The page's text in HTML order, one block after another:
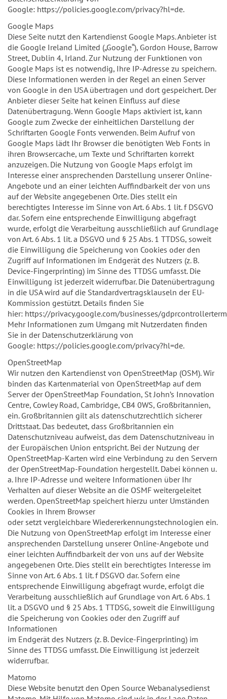
Google: https://policies.google.com/privacy?hl=de.
Google Maps
Diese Seite nutzt den Kartendienst Google Maps. Anbieter ist
die Google Ireland Limited („Google“), Gordon House, Barrow
Street, Dublin 4, Irland. Zur Nutzung der Funktionen von
Google Maps ist es notwendig, Ihre IP-Adresse zu speichern.
Diese Informationen werden in der Regel an einen Server
von Google in den USA übertragen und dort gespeichert. Der
Anbieter dieser Seite hat keinen Einfluss auf diese
Datenübertragung. Wenn Google Maps aktiviert ist, kann
Google zum Zwecke der einheitlichen Darstellung der
Schriftarten Google Fonts verwenden. Beim Aufruf von
Google Maps lädt Ihr Browser die benötigten Web Fonts in
ihren Browsercache, um Texte und Schriftarten korrekt
anzuzeigen. Die Nutzung von Google Maps erfolgt im
Interesse einer ansprechenden Darstellung unserer Online-
Angebote und an einer leichten Auffindbarkeit der von uns
auf der Website angegebenen Orte. Dies stellt ein
berechtigtes Interesse im Sinne von Art. 6 Abs. 1 lit. f DSGVO
dar. Sofern eine entsprechende Einwilligung abgefragt
wurde, erfolgt die Verarbeitung ausschließlich auf Grundlage
von Art. 6 Abs. 1 lit. a DSGVO und § 25 Abs. 1 TTDSG, soweit
die Einwilligung die Speicherung von Cookies oder den
Zugriff auf Informationen im Endgerät des Nutzers (z. B.
Device-Fingerprinting) im Sinne des TTDSG umfasst. Die
Einwilligung ist jederzeit widerrufbar. Die Datenübertragung
in die USA wird auf die Standardvertragsklauseln der EU-
Kommission gestützt. Details finden Sie
hier: https://privacy.google.com/businesses/
Mehr Informationen zum Umgang mit Nutzerdaten finden
Sie in der Datenschutzerklärung von
Google: https://policies.google.com/privacy?hl=de.
OpenStreetMap
Wir nutzen den Kartendienst von OpenStreetMap (OSM). Wir
binden das Kartenmaterial von OpenStreetMap auf dem
Server der OpenStreetMap Foundation, St John’s Innovation
Centre, Cowley Road, Cambridge, CB4 0WS, Großbritannien,
ein. Großbritannien gilt als datenschutzrechtlich sicherer
Drittstaat. Das bedeutet, dass Großbritannien ein
Datenschutzniveau aufweist, das dem Datenschutzniveau in
der Europäischen Union entspricht. Bei der Nutzung der
OpenStreetMap-Karten wird eine Verbindung zu den Servern
der OpenStreetMap-Foundation hergestellt. Dabei können u.
a. Ihre IP-Adresse und weitere Informationen über Ihr
Verhalten auf dieser Website an die OSMF weitergeleitet
werden. OpenStreetMap speichert hierzu unter Umständen
Cookies in Ihrem Browser
oder setzt vergleichbare Wiedererkennungstechnologien ein.
Die Nutzung von OpenStreetMap erfolgt im Interesse einer
ansprechenden Darstellung unserer Online-Angebote und
einer leichten Auffindbarkeit der von uns auf der Website
angegebenen Orte. Dies stellt ein berechtigtes Interesse im
Sinne von Art. 6 Abs. 1 lit. f DSGVO dar. Sofern eine
entsprechende Einwilligung abgefragt wurde, erfolgt die
Verarbeitung ausschließlich auf Grundlage von Art. 6 Abs. 1
lit. a DSGVO und § 25 Abs. 1 TTDSG, soweit die Einwilligung
die Speicherung von Cookies oder den Zugriff auf
Informationen
im Endgerät des Nutzers (z. B. Device-Fingerprinting) im
Sinne des TTDSG umfasst. Die Einwilligung ist jederzeit
widerrufbar.
Matomo
Diese Website benutzt den Open Source Webanalysedienst